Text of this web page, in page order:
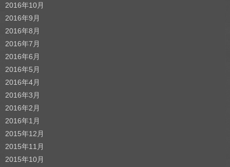
2016年10月
2016年9月
2016年8月
2016年7月
2016年6月
2016年5月
2016年4月
2016年3月
2016年2月
2016年1月
2015年12月
2015年11月
2015年10月